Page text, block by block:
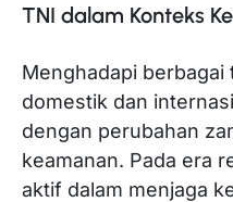
TNI dalam Konteks
Menghadapi
domestik dan
dengan perubahan
keamanan. Pada era
aktif dalam menjaga